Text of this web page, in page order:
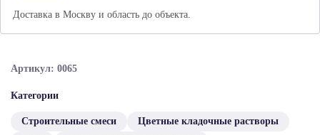
Артикул: 0065
Категории
Строительные смеси
Цветные кладочные растворы
Доставка в Москву и область до объекта.